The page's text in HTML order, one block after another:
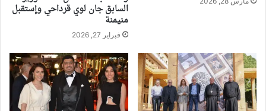
السابق جان لوي قرداحي وإستقبل
منيمنة
فبراير 27, 2026